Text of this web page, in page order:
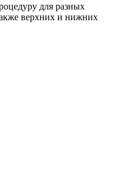
для разных
верхних и нижних